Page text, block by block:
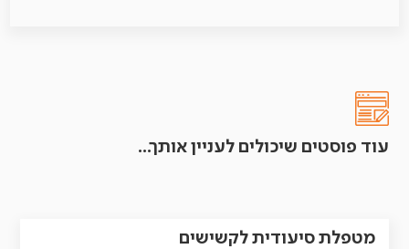
עוד פוסטים שיכולים לעניין אותך...
מטפלת סיעודית לקשישים